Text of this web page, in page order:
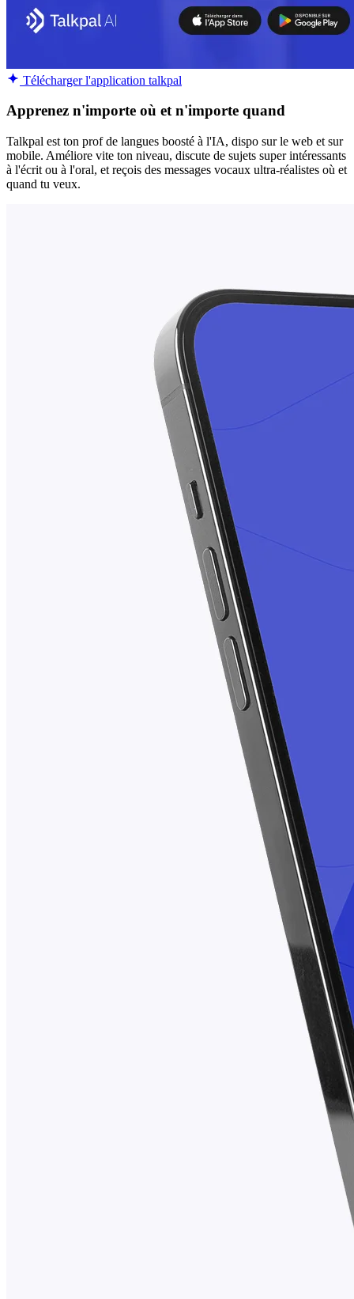
Télécharger l'application talkpal
Apprenez n'importe où et n'importe quand
Talkpal est ton prof de langues boosté à l'IA, dispo sur le web et sur
mobile. Améliore vite ton niveau, discute de sujets super intéressants
à l'écrit ou à l'oral, et reçois des messages vocaux ultra-réalistes où et
quand tu veux.